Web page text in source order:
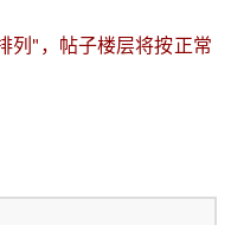
列"，帖子楼层将按正常